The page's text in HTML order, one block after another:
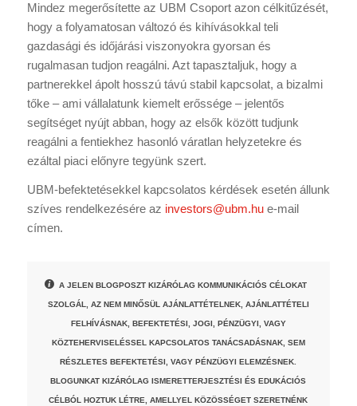
Mindez megerősítette az UBM Csoport azon célkitűzését,
hogy a folyamatosan változó és kihívásokkal teli
gazdasági és időjárási viszonyokra gyorsan és
rugalmasan tudjon reagálni. Azt tapasztaljuk, hogy a
partnerekkel ápolt hosszú távú stabil kapcsolat, a bizalmi
tőke – ami vállalatunk kiemelt erőssége – jelentős
segítséget nyújt abban, hogy az elsők között tudjunk
reagálni a fentiekhez hasonló váratlan helyzetekre és
ezáltal piaci előnyre tegyünk szert.
UBM-befektetésekkel kapcsolatos kérdések esetén állunk
szíves rendelkezésére az investors@ubm.hue-mail
címen.
A JELEN BLOGPOSZT KIZÁRÓLAG KOMMUNIKÁCIÓS CÉLOKAT
SZOLGÁL, AZ NEM MINŐSÜL AJÁNLATTÉTELNEK, AJÁNLATTÉTELI
FELHÍVÁSNAK, BEFEKTETÉSI, JOGI, PÉNZÜGYI, VAGY
KÖZTEHERVISELÉSSEL KAPCSOLATOS TANÁCSADÁSNAK, SEM
RÉSZLETES BEFEKTETÉSI, VAGY PÉNZÜGYI ELEMZÉSNEK.
BLOGUNKAT KIZÁRÓLAG ISMERETTERJESZTÉSI ÉS EDUKÁCIÓS
CÉLBÓL HOZTUK LÉTRE, AMELLYEL KÖZÖSSÉGET SZERETNÉNK